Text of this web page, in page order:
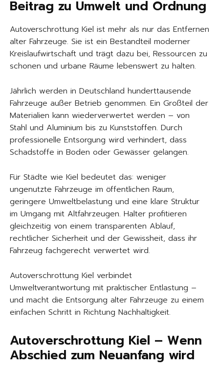
Beitrag zu Umwelt und Ordnung
Autoverschrottung Kiel ist mehr als nur das Entfernen
alter Fahrzeuge. Sie ist ein Bestandteil moderner
Kreislaufwirtschaft und trägt dazu bei, Ressourcen zu
schonen und urbane Räume lebenswert zu halten.
Jährlich werden in Deutschland hunderttausende
Fahrzeuge außer Betrieb genommen. Ein Großteil der
Materialien kann wiederverwertet werden – von
Stahl und Aluminium bis zu Kunststoffen. Durch
professionelle Entsorgung wird verhindert, dass
Schadstoffe in Boden oder Gewässer gelangen.
Für Städte wie Kiel bedeutet das: weniger
ungenutzte Fahrzeuge im öffentlichen Raum,
geringere Umweltbelastung und eine klare Struktur
im Umgang mit Altfahrzeugen. Halter profitieren
gleichzeitig von einem transparenten Ablauf,
rechtlicher Sicherheit und der Gewissheit, dass ihr
Fahrzeug fachgerecht verwertet wird.
Autoverschrottung Kiel verbindet
Umweltverantwortung mit praktischer Entlastung –
und macht die Entsorgung alter Fahrzeuge zu einem
einfachen Schritt in Richtung Nachhaltigkeit.
Autoverschrottung Kiel – Wenn
Abschied zum Neuanfang wird